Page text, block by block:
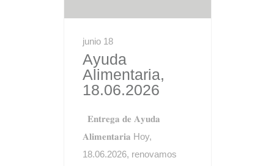
junio 18
Ayuda
Alimentaria,
18.06.2026
𝐄𝐧𝐭𝐫𝐞𝐠𝐚 𝐝𝐞 𝐀𝐲𝐮𝐝𝐚
𝐀𝐥𝐢𝐦𝐞𝐧𝐭𝐚𝐫𝐢𝐚 Hoy,
18.06.2026, renovamos